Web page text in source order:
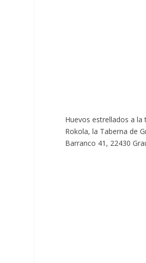
Huevos estrellados a
Rokola, la Taberna de
Barranco 41, 22430